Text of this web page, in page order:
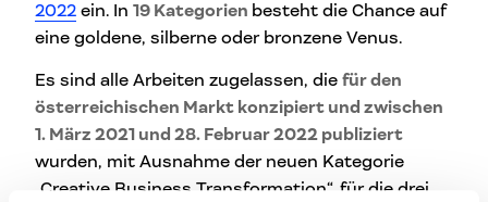
2022 ein. In 19 Kategorien besteht die Chance auf
eine goldene, silberne oder bronzene Venus.
Es sind alle Arbeiten zugelassen, die für den
österreichischen Markt konzipiert und zwischen
1. März 2021 und 28. Februar 2022 publiziert
wurden, mit Ausnahme der neuen Kategorie
„Creative Business Transformation“, für die drei